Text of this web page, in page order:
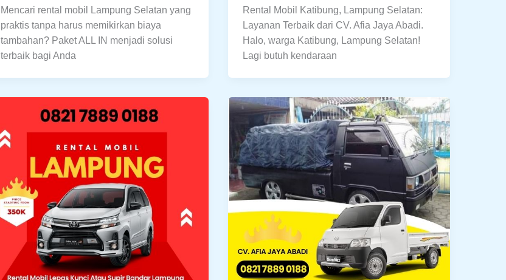
Mencari rental mobil Lampung Selatan yang
praktis tanpa harus memikirkan biaya
tambahan? Paket ALL IN menjadi solusi
terbaik bagi Anda
Rental Mobil Katibung, Lampung Selatan:
Layanan Terbaik dari CV. Afia Jaya Abadi.
Halo, warga Katibung, Lampung Selatan!
Lagi butuh kendaraan